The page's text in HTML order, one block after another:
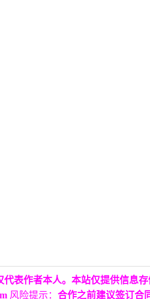
表作者本人。本站仅提供信息
风险提示： 合作之前建议签订合